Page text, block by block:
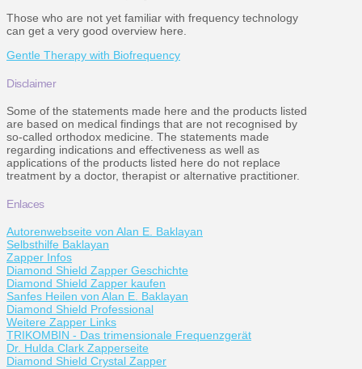
Those who are not yet familiar with frequency technology
can get a very good overview here.
Gentle Therapy with Biofrequency
Disclaimer
Some of the statements made here and the products listed
are based on medical findings that are not recognised by
so-called orthodox medicine. The statements made
regarding indications and effectiveness as well as
applications of the products listed here do not replace
treatment by a doctor, therapist or alternative practitioner.
Enlaces
Autorenwebseite von Alan E. Baklayan
Selbsthilfe Baklayan
Zapper Infos
Diamond Shield Zapper Geschichte
Diamond Shield Zapper kaufen
Sanfes Heilen von Alan E. Baklayan
Diamond Shield Professional
Weitere Zapper Links
TRIKOMBIN - Das trimensionale Frequenzgerät
Dr. Hulda Clark Zapperseite
Diamond Shield Crystal Zapper